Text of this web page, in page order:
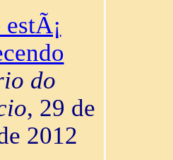
do
, 29 de
2012